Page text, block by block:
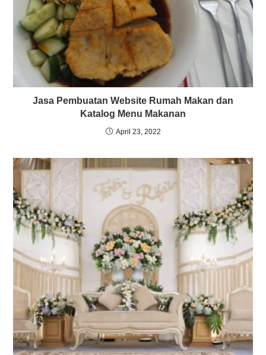
Jasa Pembuatan Website Rumah Makan dan
Katalog Menu Makanan
April 23, 2022